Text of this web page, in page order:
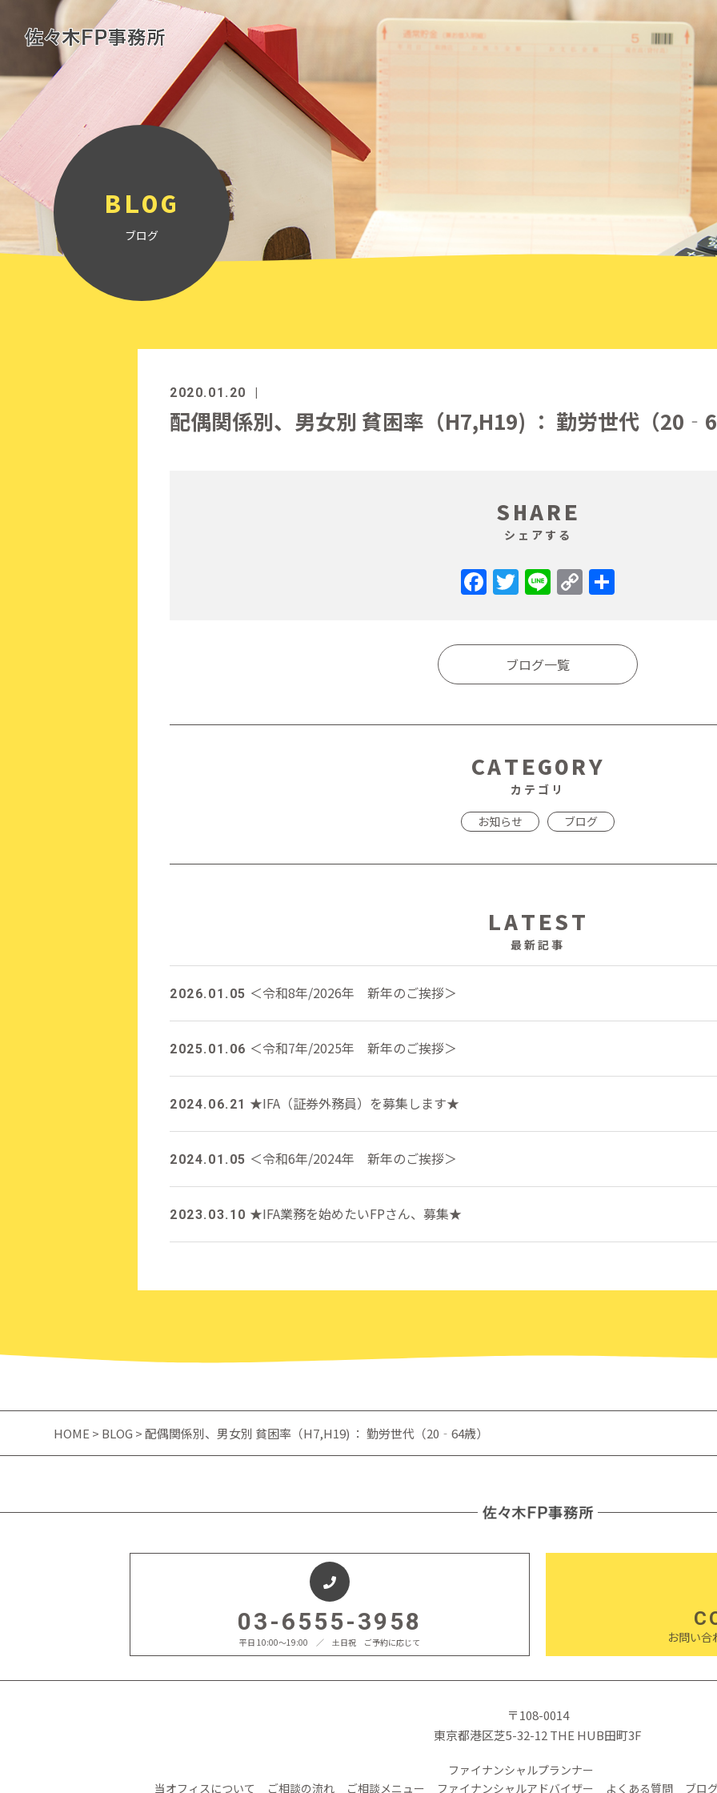
BLOG
ブログ
2020.01.20
配偶関係別、男女別 貧困率（H7,H19) ： 勤労世代（
SHARE
シェアする
Facebook
Twitter
LineCopy
Link
ブログ一覧
CATEGORY
カテゴリ
お知らせ ブログ
LATEST
最新記事
2026.01.05 ＜令和8年/2026年 新年のご挨拶＞
2025.01.06 ＜令和7年/2025年 新年のご挨拶＞
2024.06.21 ★IFA（証券外務員）を募集します★
2024.01.05 ＜令和6年/2024年 新年のご挨拶＞
2023.03.10 ★IFA業務を始めたいFPさん、募集★
HOME > BLOG > 配偶関係別、男女別 貧困率（H7,H19) ： 勤労世代（20‐64歳）
03-6555-3958
平日 10:00〜19:00 ／ 土日祝 ご予約に応じて お問い合
〒108-0014
東京都港区芝5-32-12 THE HUB田町3F
当オフィスについて ご相談の流れ ご相談メニュー
ファイナンシャルプランナー
ファイナンシャルアドバイザー
よくある質問 ブロ